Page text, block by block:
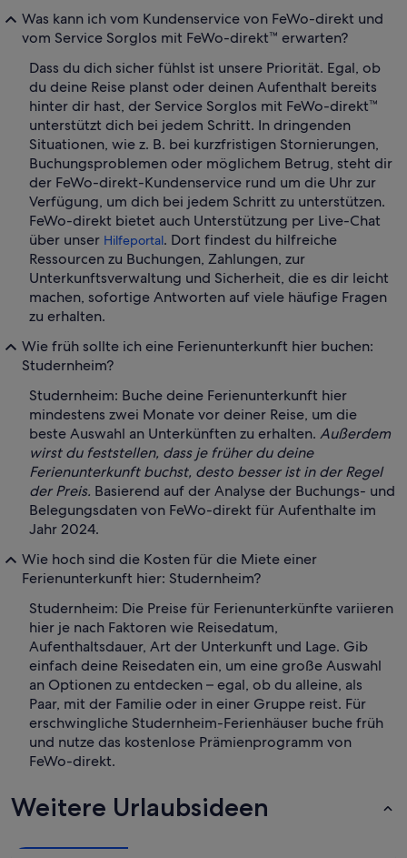
Was kann ich vom Kundenservice von FeWo-direkt und
vom Service Sorglos mit FeWo-direkt™ erwarten?
Dass du dich sicher fühlst ist unsere Priorität. Egal, ob
du deine Reise planst oder deinen Aufenthalt bereits
hinter dir hast, der Service Sorglos mit FeWo-direkt™
unterstützt dich bei jedem Schritt. In dringenden
Situationen, wie z. B. bei kurzfristigen Stornierungen,
Buchungsproblemen oder möglichem Betrug, steht dir
der FeWo-direkt-Kundenservice rund um die Uhr zur
Verfügung, um dich bei jedem Schritt zu unterstützen.
FeWo-direkt bietet auch Unterstützung per Live-Chat
über unser Hilfeportal. Dort findest du hilfreiche
Ressourcen zu Buchungen, Zahlungen, zur
Unterkunftsverwaltung und Sicherheit, die es dir leicht
machen, sofortige Antworten auf viele häufige Fragen
zu erhalten.
Wie früh sollte ich eine Ferienunterkunft hier buchen:
Studernheim?
Studernheim: Buche deine Ferienunterkunft hier
mindestens zwei Monate vor deiner Reise, um die
beste Auswahl an Unterkünften zu erhalten. Außerdem
wirst du feststellen, dass je früher du deine
Ferienunterkunft buchst, desto besser ist in der Regel
der Preis. Basierend auf der Analyse der Buchungs- und
Belegungsdaten von FeWo-direkt für Aufenthalte im
Jahr 2024.
Wie hoch sind die Kosten für die Miete einer
Ferienunterkunft hier: Studernheim?
Studernheim: Die Preise für Ferienunterkünfte variieren
hier je nach Faktoren wie Reisedatum,
Aufenthaltsdauer, Art der Unterkunft und Lage. Gib
einfach deine Reisedaten ein, um eine große Auswahl
an Optionen zu entdecken – egal, ob du alleine, als
Paar, mit der Familie oder in einer Gruppe reist. Für
erschwingliche Studernheim-Ferienhäuser buche früh
und nutze das kostenlose Prämienprogramm von
FeWo-direkt.
Weitere Urlaubsideen